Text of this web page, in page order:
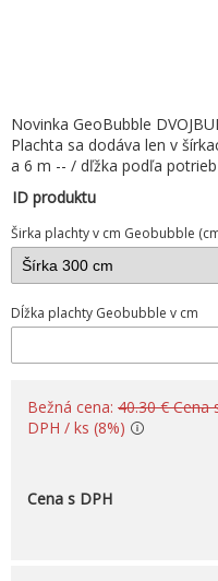
Novinka GeoBubble
Plachta sa dodáva len v
a 6 m -- / dľžka podľa
ID produktu
Širka plachty v cm Geobubble
Dĺžka plachty Geobubble v cm
Bežná cena: 40.30 € Cena
DPH / ks (8%)
Cena s DPH